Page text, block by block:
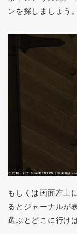
ンを探しましょう。
もしくは画面左上
るとジャーナルが
選ぶとどこに行け